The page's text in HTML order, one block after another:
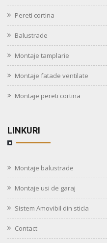
Pereti cortina
Balustrade
Montaje tamplarie
Montaje fatade ventilate
Montaje pereti cortina
LINKURI
Montaje balustrade
Montaje usi de garaj
Sistem Amovibil din sticla
Contact